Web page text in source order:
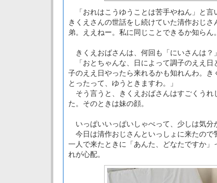
「おれはこうゆうことは苦手やねん」と言
きくえさんの世話をし続けていた清作おじ
弟。ええねー。私に同じことできるか知らん
きくえおばさんは、何回も「にいさんは？
「おとちゃんな、日によって調子のええ日
子のええ日やったら来れるかも知れんわ。き
とったって、ゆうときますわ。」
そう言うと、きくえおばさんはすごくうれ
た。そのときは妹の顔。
いっぱいいっぱいしゃべって、少しは気分
今日は清作おじさんといっしょに来たので
一人で来たときに「あんた、どなたですか」
れが心配。